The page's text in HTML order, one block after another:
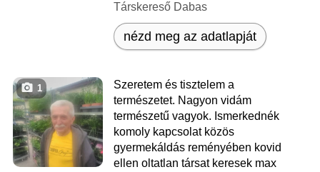
Társkereső Dabas
nézd meg az adatlapját
1
Szeretem és tisztelem a
természetet. Nagyon vidám
természetű vagyok. Ismerkednék
komoly kapcsolat közös
gyermekáldás reményében kovid
ellen oltatlan társat keresek max